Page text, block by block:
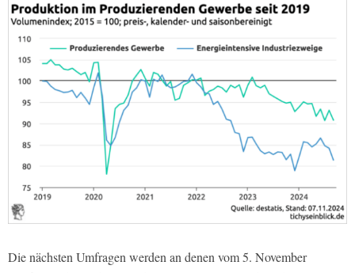
Die nächsten Umfragen werden an denen vom 5. November